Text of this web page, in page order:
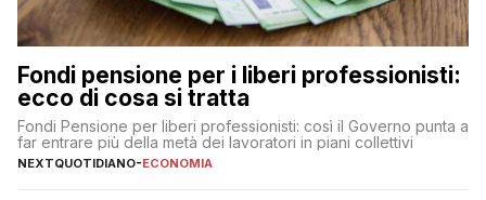
Fondi pensione per i liberi professionisti:
ecco di cosa si tratta
Fondi Pensione per liberi professionisti: così il Governo punta a
far entrare più della metà dei lavoratori in piani collettivi
NEXTQUOTIDIANO-ECONOMIA